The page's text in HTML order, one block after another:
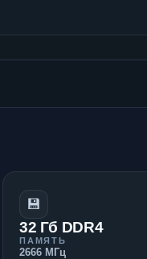
💾
32 Гб DDR4
ПАМЯТЬ
2666 МГц